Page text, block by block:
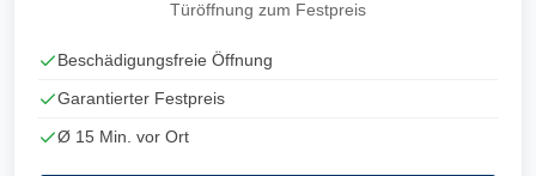
Türöffnung zum Festpreis
Beschädigungsfreie Öffnung
Garantierter Festpreis
Ø 15 Min. vor Ort